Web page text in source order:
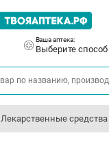
Ваша аптека:
Выберите
Лекарственные средства